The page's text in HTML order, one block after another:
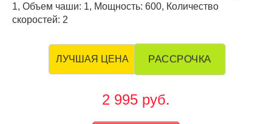
1, Объем чаши: 1, Мощность: 600, Количество
скоростей: 2
ЛУЧШАЯ ЦЕНА РАССРОЧКА
2 995 руб.